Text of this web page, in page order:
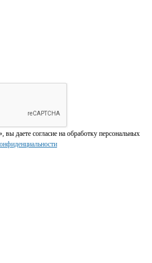
даете согласие на обработку персональных